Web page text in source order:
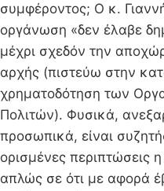
συμφέροντος; Ο κ.
οργάνωση «δεν έλαβε
μέχρι σχεδόν την
αρχής (πιστεύω στην
χρηματοδότηση των
Πολιτών). Φυσικά,
προσωπικά, είναι
ορισμένες περιπτώσεις
απλώς σε ότι με αφορά